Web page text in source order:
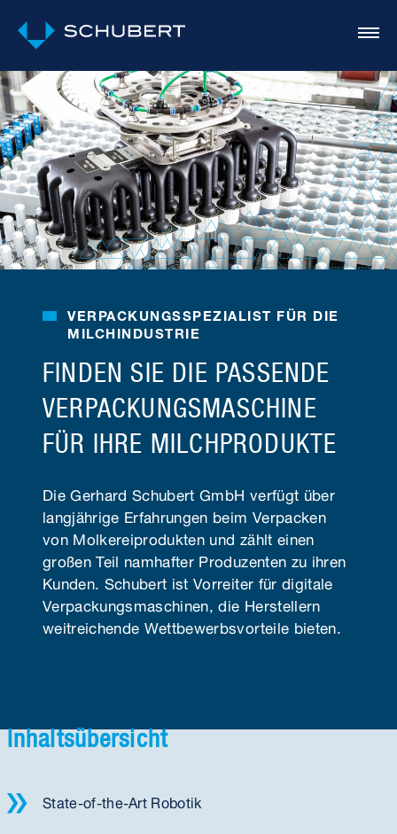
VERPACKUNGSSPEZIALIST FÜR DIE
MILCHINDUSTRIE
FINDEN SIE DIE PASSENDE
VERPACKUNGS­MASCHINE
FÜR IHRE MILCH­PRODUKTE
Die Gerhard Schubert GmbH verfügt über
langjährige Erfahrungen beim Verpacken
von Molkereiprodukten und zählt einen
großen Teil namhafter Produzenten zu ihren
Kunden. Schubert ist Vorreiter für digitale
Verpackungsmaschinen, die Herstellern
weitreichende Wettbewerbsvorteile bieten.
Inhaltsübersicht
State-of-the-Art Robotik